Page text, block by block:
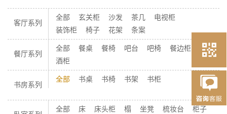
客厅系列
全部 玄关柜 沙发 茶几
电视柜
装饰柜
椅子 花架 条案
餐厅系列
全部 餐桌 餐椅 吧台 吧椅
餐边柜
酒柜
书房系列
全部 书桌 书椅 书架 书柜
全部 床 床头柜 榻 坐凳 梳妆台 柜子